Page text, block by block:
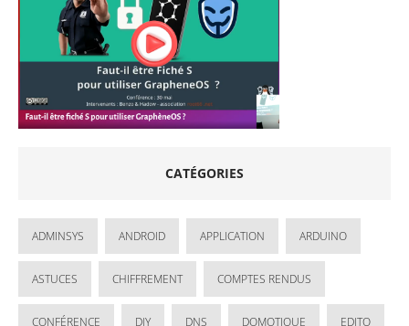
CATÉGORIES
ADMINSYS ANDROID APPLICATION ARDUINO
ASTUCES CHIFFREMENT COMPTES RENDUS
CONFÉRENCE DIY DNS DOMOTIQUE EDITO